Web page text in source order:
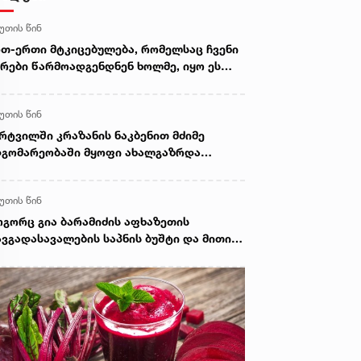
წინ
ერთი მტკიცებულება, რომელსაც ჩვენი
წარმოადგენდნენ ხოლმე, იყო ეს
მომენტები, რომელზედაც
არაფრით არ შეიძლებოდა -
შარმანაშვილი
წინ
კრაზანის ნაკბენით მძიმე
მყოფი ახალგაზრდა
წინ
გია ბარამიძის აფხაზეთის
საპნის ბუშტი და მითი
ვითომ რუსეთთან მებრძოლის
ისევე როგორც ცოტა ხანში ვიხილავთ
ვითომ "ანტირუსების" მითების და
გასკდომის სერიას - ზაალ